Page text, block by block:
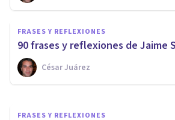
FRASES Y REFLEXIONES
90 frases y reflexiones de Jaime
César Juárez
FRASES Y REFLEXIONES
80 frases y
Margaret Mead
Xavier Molina
FRASES Y REFLEXIONES